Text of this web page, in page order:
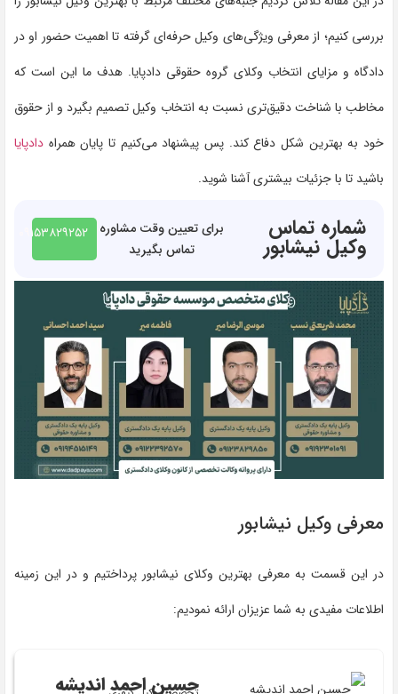
بررسی کنیم؛ از معرفی ویژگی‌های وکیل حرفه‌ای گرفته تا اهمیت حضور او در
دادگاه و مزایای انتخاب وکلای گروه حقوقی دادپایا. هدف ما این است که
مخاطب با شناخت دقیق‌تری نسبت به انتخاب وکیل تصمیم بگیرد و از حقوق
خود به بهترین شکل دفاع کند. پس پیشنهاد می‌کنیم تا پایان همراه دادپایا
باشید تا با جزئیات بیشتری آشنا شوید.
شماره تماس
وکیل نیشابور
برای تعیین وقت مشاوره
تماس بگیرید
۰۹۱۵۳۸۲۹۲۵۲
معرفی وکیل نیشابور
در این قسمت به معرفی بهترین وکلای نیشابور پرداختیم و در این زمینه
اطلاعات مفیدی به شما عزیزان ارائه نمودیم:
حسین‌ احمد اندیشه